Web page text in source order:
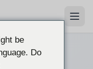
be
Do